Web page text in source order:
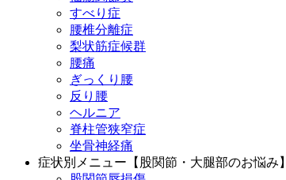
すべり症
腰椎分離症
梨状筋症候群
腰痛
ぎっくり腰
反り腰
ヘルニア
脊柱管狭窄症
坐骨神経痛
症状別メニュー【股関節・大腿部のお悩み】